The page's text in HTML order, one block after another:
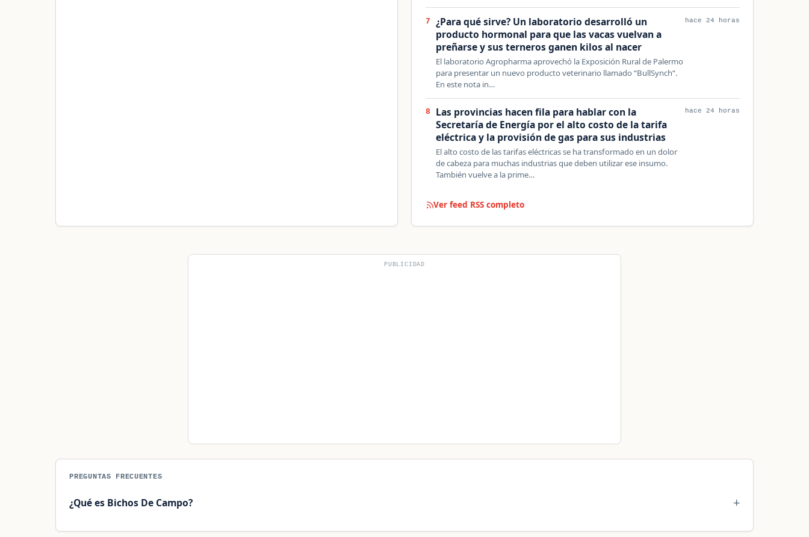
7
¿Para qué sirve? Un laboratorio desarrolló un
producto hormonal para que las vacas vuelvan a
preñarse y sus terneros ganen kilos al nacer
El laboratorio Agropharma aprovechó la Exposición Rural de Palermo
para presentar un nuevo producto veterinario llamado “BullSynch“.
En este nota in…
hace 24 horas
8
Las provincias hacen fila para hablar con la
Secretaría de Energía por el alto costo de la tarifa
eléctrica y la provisión de gas para sus industrias
El alto costo de las tarifas eléctricas se ha transformado en un dolor
de cabeza para muchas industrias que deben utilizar ese insumo.
También vuelve a la prime…
hace 24 horas
Ver feed RSS completo
PUBLICIDAD
PREGUNTAS FRECUENTES
¿Qué es Bichos De Campo?